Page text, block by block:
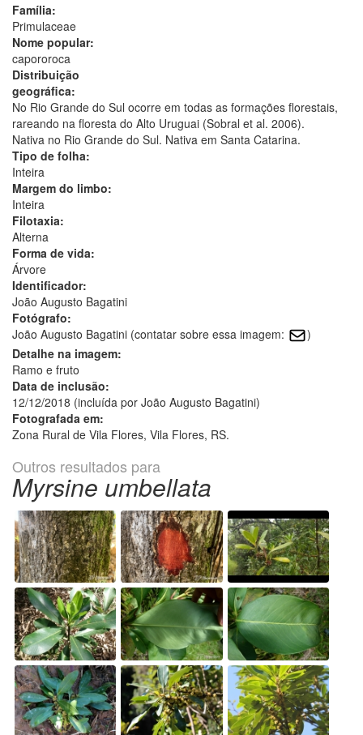
Família:
Primulaceae
Nome popular:
capororoca
Distribuição
geográfica:
No Rio Grande do Sul ocorre em todas as formações florestais,
rareando na floresta do Alto Uruguai (Sobral et al. 2006).
Nativa no Rio Grande do Sul. Nativa em Santa Catarina.
Tipo de folha:
Inteira
Margem do limbo:
Inteira
Filotaxia:
Alterna
Forma de vida:
Árvore
Identificador:
João Augusto Bagatini
Fotógrafo:
João Augusto Bagatini (contatar sobre essa imagem:
)
Detalhe na imagem:
Ramo e fruto
Data de inclusão:
12/12/2018 (incluída por João Augusto Bagatini)
Fotografada em:
Zona Rural de Vila Flores, Vila Flores, RS.
Outros resultados para
Myrsine umbellata